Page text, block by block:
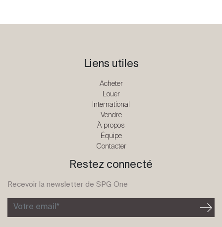
Liens utiles
Acheter
Louer
International
Vendre
À propos
Équipe
Contacter
Restez connecté
Recevoir la newsletter de SPG One
Votre email*